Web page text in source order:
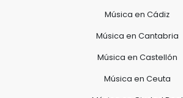
Música en Cádiz
Música en Cantabria
Música en Castellón
Música en Ceuta